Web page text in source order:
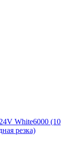
White6000 (10
резка)